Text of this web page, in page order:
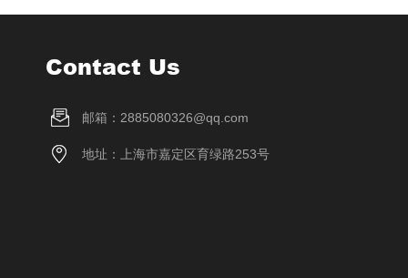
Contact Us
邮箱：2885080326@qq.com
地址：上海市嘉定区育绿路253号